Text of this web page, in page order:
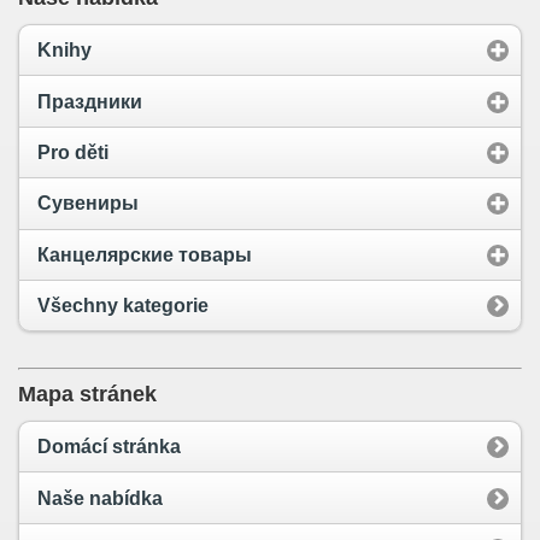
Knihy
Праздники
Pro děti
Сувениры
Канцелярские товары
Všechny kategorie
Mapa stránek
Domácí stránka
Naše nabídka